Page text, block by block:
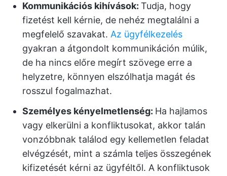
Kommunikációs kihívások: Tudja, hogy
fizetést kell kérnie, de nehéz megtalálni a
megfelelő szavakat. Az ügyfélkezelés
gyakran a átgondolt kommunikáción múlik,
de ha nincs előre megírt szövege erre a
helyzetre, könnyen elszólhatja magát és
rosszul fogalmazhat.
Személyes kényelmetlenség: Ha hajlamos
vagy elkerülni a konfliktusokat, akkor talán
vonzóbbnak találod egy kellemetlen feladat
elvégzését, mint a számla teljes összegének
kifizetését kérni az ügyféltől. A konfliktusok